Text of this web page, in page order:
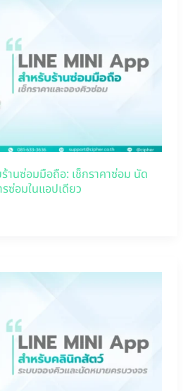
านซ่อมมือถือ: เช็กราคาซ่อม นัด
ซ่อมในแอปเดียว